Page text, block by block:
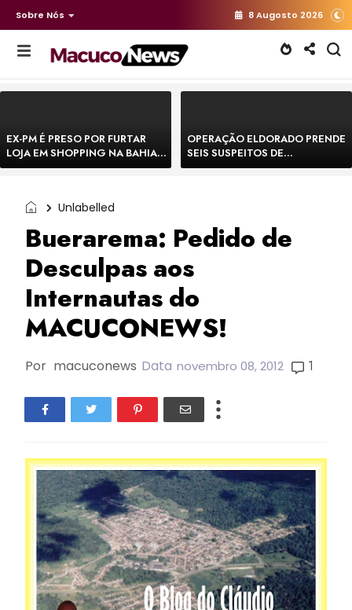
Sobre Nós 8 Augosto 2026
EX-PM É PRESO POR FURTAR
LOJA EM SHOPPING NA BAHIA E
ESCAPA CORRENDO DE
OPERAÇÃO ELDORADO PRENDE
SEIS SUSPEITOS DE
MOVIMENTAR R$ 25 MILHÕES
Unlabelled
Buerarema: Pedido de
Desculpas aos
Internautas do
MACUCONEWS!
Por macuconews Data novembro 08, 2012 1